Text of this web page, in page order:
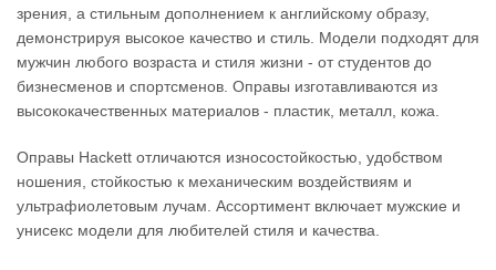
зрения, а стильным дополнением к английскому образу,
демонстрируя высокое качество и стиль. Модели подходят для
мужчин любого возраста и стиля жизни - от студентов до
бизнесменов и спортсменов. Оправы изготавливаются из
высококачественных материалов - пластик, металл, кожа.
Оправы Hackett отличаются износостойкостью, удобством
ношения, стойкостью к механическим воздействиям и
ультрафиолетовым лучам. Ассортимент включает мужские и
унисекс модели для любителей стиля и качества.